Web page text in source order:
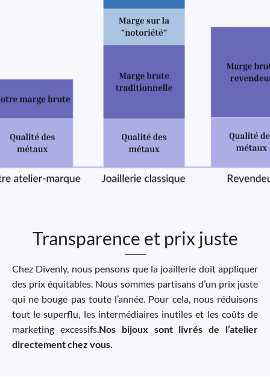
Transparence et prix juste
Chez Divenly, nous pensons que la joaillerie doit appliquer
des prix équitables. Nous sommes partisans d’un prix juste
qui ne bouge pas toute l’année. Pour cela, nous réduisons
tout le superflu, les intermédiaires inutiles et les coûts de
marketing excessifs. Nos bijoux sont livrés de l’atelier
directement chez vous.